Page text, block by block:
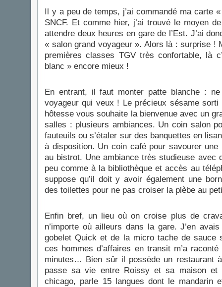
Il y a peu de temps, j’ai commandé ma carte
SNCF. Et comme hier, j’ai trouvé le moyen
attendre deux heures en gare de l’Est. J’ai
« salon grand voyageur ». Alors là : surprise !
premières classes TGV très confortable, là
blanc » encore mieux !
En entrant, il faut monter patte blanche : ne
voyageur qui veux ! Le précieux sésame
hôtesse vous souhaite la bienvenue avec un
salles : plusieurs ambiances. Un coin salon
fauteuils ou s’étaler sur des banquettes en
à disposition. Un coin café pour savourer une
au bistrot. Une ambiance très studieuse avec
peu comme à la bibliothèque et accès au
suppose qu’il doit y avoir également une
des toilettes pour ne pas croiser la plèbe au
Enfin bref, un lieu où on croise plus de
n’importe où ailleurs dans la gare. J’en
gobelet Quick et de la micro tache de sauce
ces hommes d’affaires en transit m’a
minutes… Bien sûr il possède un restaurant
passe sa vie entre Roissy et sa maison
chicago, parle 15 langues dont le mandarin